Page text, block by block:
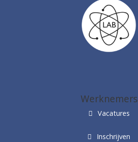
Werknemers
Vacatures
Inschrijven